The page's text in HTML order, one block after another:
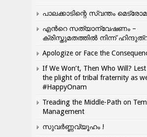
പാലക്കാടിന്റെ സ്വന്തം
എന്‍റെ സത്യാന്വേഷണം –
ക്രിസ്തുമതത്തില്‍ നിന്ന്
Apologize or Face the
If We Won’t, Then Who Will?
the plight of tribal fraternity as
#HappyOnam
Treading the Middle-Path on
Management
സുവർണ്ണവ്യൂഹം !